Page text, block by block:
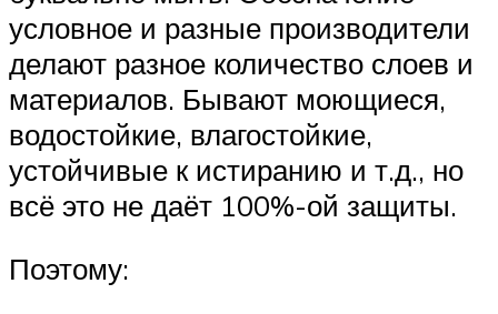
условное и разные производители
делают разное количество слоев и
материалов. Бывают моющиеся,
водостойкие, влагостойкие,
устойчивые к истиранию и т.д., но
всё это не даёт 100%-ой защиты.
Поэтому: